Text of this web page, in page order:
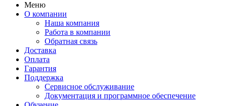
Меню
О компании
Наша компания
Работа в компании
Обратная связь
Доставка
Оплата
Гарантия
Поддержка
Сервисное обслуживание
Документация и программное обеспечение